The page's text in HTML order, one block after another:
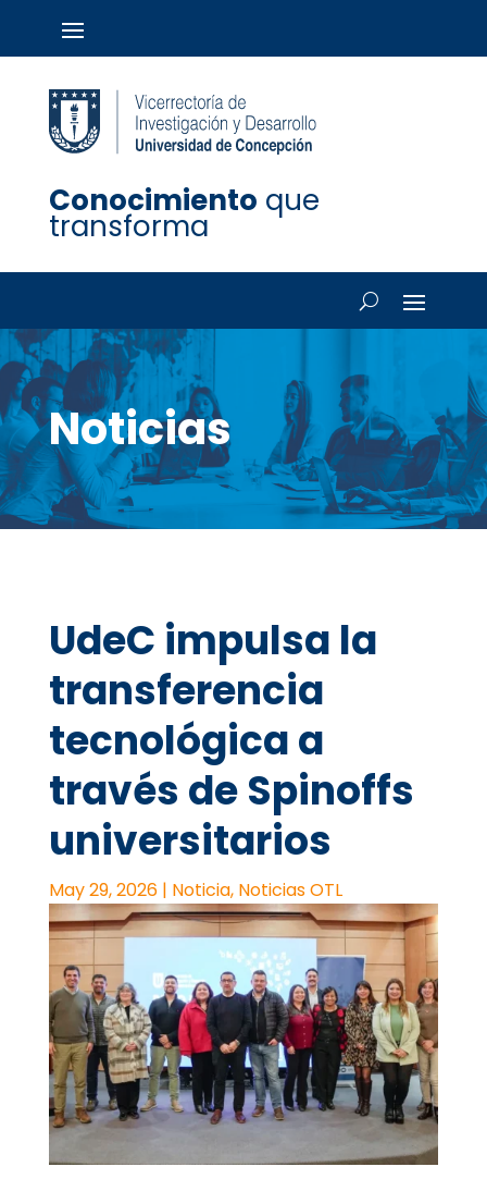
Conocimiento que
transforma
Noticias
UdeC impulsa la
transferencia
tecnológica a
través de Spinoffs
universitarios
May 29, 2026| Noticia, Noticias OTL